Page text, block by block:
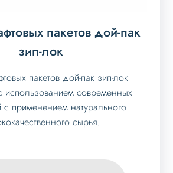
пакетов дой-пак
зип-лок
пакетов дой-пак зип-лок
использованием современных
с применением натурального
сырья.